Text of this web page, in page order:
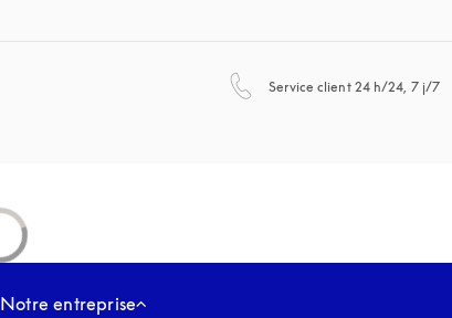
Service client 24 h/24, 7 j/7
Notre entreprise